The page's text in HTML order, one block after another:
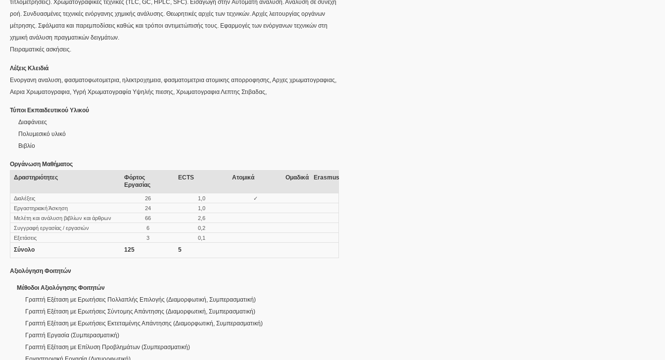
τιτλομετρήσεις). Χρωματογραφικές τεχνικές (TLC, GC, HPLC, SFC). Εισαγωγή στην Aυτόματη ανάλυση. Ανάλυση σε συνεχή
ροή. Συνδυασμένες τεχνικές ενόργανης χημικής ανάλυσης. Θεωρητικές αρχές των τεχνικών. Αρχές λειτουργίας οργάνων
μέτρησης. Σφάλματα και παρεμποδίσεις καθώς και τρόποι αντιμετώπισής τους. Εφαρμογές των ενόργανων τεχνικών στη
χημική ανάλυση πραγματικών δειγμάτων.
Λέξεις Κλειδιά
Ενοργανη αναλυση, φασματοφωτομετρια, ηλεκτροχημεια, φασματομετρια ατομικης απορροφησης, Αρχες χρωματογραφιας,
Αερια Χρωματογραφια, Υγρή Χρωματογραφία Υψηλής πιεσης, Χρωματογραφια Λεπτης Στιβαδας,
Τύποι Εκπαιδευτικού Υλικού
Διαφάνειες
Πολυμεσικό υλικό
Βιβλίο
Οργάνωση Μαθήματος
Δραστηριότητες
Φόρτος
Εργασίας
ECTS Ατομικά Ομαδικά Erasmus
Διαλέξεις 26 1,0
✓
Εργαστηριακή Άσκηση
24
1,0
Μελέτη και ανάλυση βιβλίων και άρθρων
66
2,6
Συγγραφή εργασίας / εργασιών
6
0,2
Εξετάσεις
3 0,1
Σύνολο 125 5
Αξιολόγηση Φοιτητών
Μέθοδοι Αξιολόγησης Φοιτητών
Γραπτή Εξέταση με Ερωτήσεις Πολλαπλής Επιλογής (Διαμορφωτική, Συμπερασματική)
Γραπτή Εξέταση με Ερωτήσεις Σύντομης Απάντησης (Διαμορφωτική, Συμπερασματική)
Γραπτή Εξέταση με Ερωτήσεις Εκτεταμένης Απάντησης (Διαμορφωτική, Συμπερασματική)
Γραπτή Εργασία (Συμπερασματική)
Γραπτή Εξέταση με Επίλυση Προβλημάτων (Συμπερασματική)